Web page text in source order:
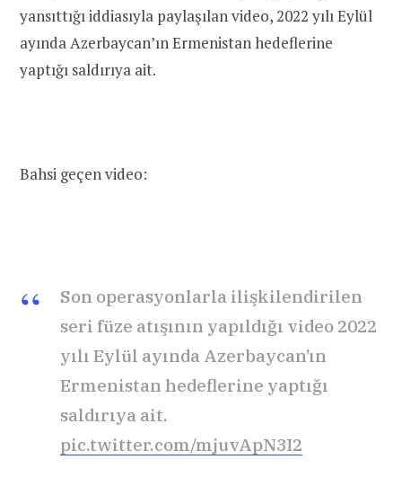
yansıttığı iddiasıyla paylaşılan video, 2022 yılı Eylül
ayında Azerbaycan’ın Ermenistan hedeflerine
yaptığı saldırıya ait.
Bahsi geçen video:
Son operasyonlarla ilişkilendirilen
seri füze atışının yapıldığı video 2022
yılı Eylül ayında Azerbaycan’ın
Ermenistan hedeflerine yaptığı
saldırıya ait.
pic.twitter.com/mjuvApN3I2